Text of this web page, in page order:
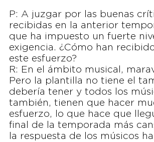
P: A juzgar por las buenas
recibidas en la anterior
que ha impuesto un fuerte
exigencia. ¿Cómo han
este esfuerzo?
R: En el ámbito musical,
Pero la plantilla no tiene el
debería tener y todos los
también, tienen que hacer
esfuerzo, lo que hace que
final de la temporada más
la respuesta de los músicos